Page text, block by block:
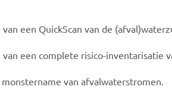
een QuickScan van de
een complete risico-inventarisatie
van afvalwaterstromen.